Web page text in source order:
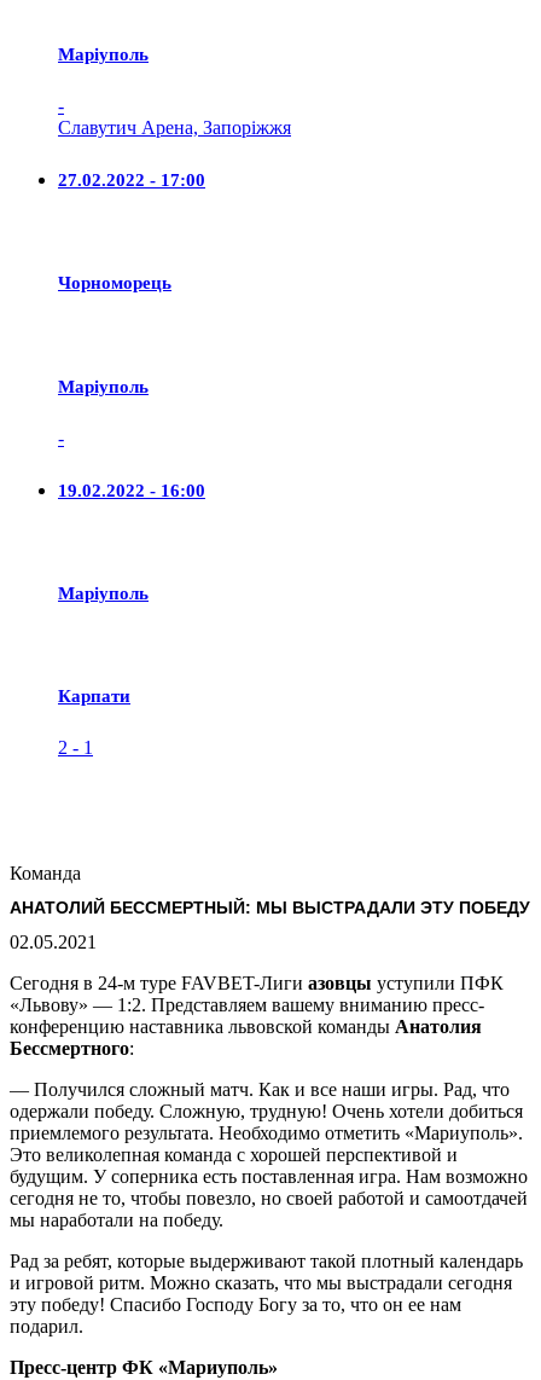
Маріуполь
-
Славутич Арена, Запоріжжя
27.02.2022 - 17:00
Чорноморець
Маріуполь
-
19.02.2022 - 16:00
Маріуполь
Карпати
2 - 1
Команда
АНАТОЛИЙ БЕССМЕРТНЫЙ: МЫ ВЫСТРАДАЛИ ЭТУ ПОБЕДУ
02.05.2021
Сегодня в 24-м туре FAVBET-Лиги азовцы уступили ПФК
«Львову» — 1:2. Представляем вашему вниманию пресс-
конференцию наставника львовской команды Анатолия
Бессмертного:
— Получился сложный матч. Как и все наши игры. Рад, что
одержали победу. Сложную, трудную! Очень хотели добиться
приемлемого результата. Необходимо отметить «Мариуполь».
Это великолепная команда с хорошей перспективой и
будущим. У соперника есть поставленная игра. Нам возможно
сегодня не то, чтобы повезло, но своей работой и самоотдачей
мы наработали на победу.
Рад за ребят, которые выдерживают такой плотный календарь
и игровой ритм. Можно сказать, что мы выстрадали сегодня
эту победу! Спасибо Господу Богу за то, что он ее нам
подарил.
Пресс-центр ФК «Мариуполь»